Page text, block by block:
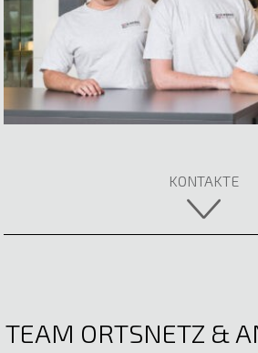
Rebecca Ertl
Fachberaterin
05522 51722
Jona-Elia Irninger
Elektrotechnik
E-Mail anzeigen
KONTAKTE
TEAM ORTSNETZ &